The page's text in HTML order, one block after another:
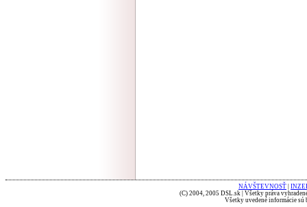
NÁVŠTEVNOSŤ
(C) 2004, 2005 DSL.sk | Všetky práva
Všetky uvedené informácie sú